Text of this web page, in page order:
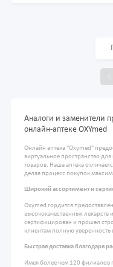
Аналоги и заменители
онлайн-аптеке OXYmed
Онлайн аптека "Oxymed"
виртуальное пространство
товаров. Наша аптека
делая процесс покупок
Широкий ассортимент и
Oxymed гордится
высококачественных лекарств
сертифицирован и прошел
клиентам полную уверенность
Быстрая доставка благодаря
Имея более чем 120 филиалов